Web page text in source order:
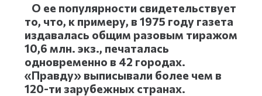
О ее популярности свидетельствует
то, что, к примеру, в 1975 году газета
издавалась общим разовым тиражом
10,6 млн. экз., печаталась
одновременно в 42 городах.
«Правду» выписывали более чем в
120-ти зарубежных странах.